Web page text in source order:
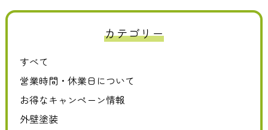
カテゴリー
すべて
営業時間・休業日について
お得なキャンペーン情報
外壁塗装